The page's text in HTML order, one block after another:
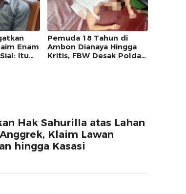
Enam
Itu
Pemuda 18 Tahun di
Ambon Dianaya Hingga
Kritis, FBW Desak Polda
Hak Sahurilla atas Lahan
Klaim Lawan
hingga Kasasi